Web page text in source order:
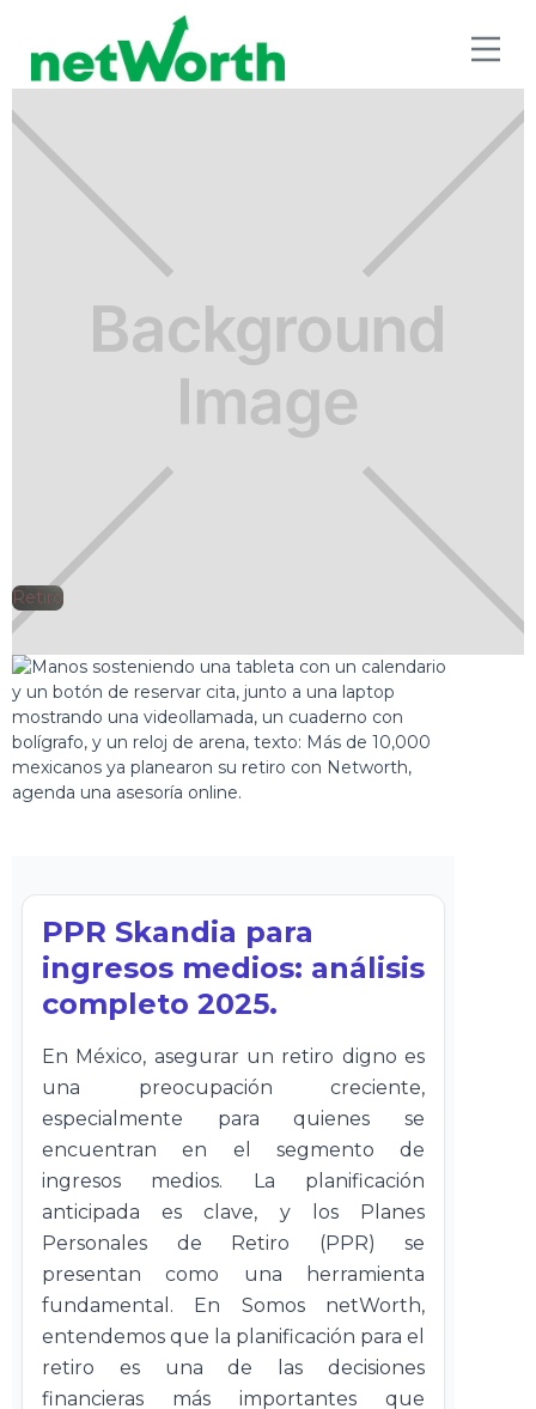
Retiro
PPR Skandia para
ingresos medios: análisis
completo 2025.
En México, asegurar un retiro digno es
una preocupación creciente,
especialmente para quienes se
encuentran en el segmento de
ingresos medios. La planificación
anticipada es clave, y los Planes
Personales de Retiro (PPR) se
presentan como una herramienta
fundamental. En Somos netWorth,
entendemos que la planificación para el
retiro es una de las decisiones
financieras más importantes que